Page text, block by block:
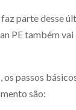
faz parte desse
PE também vai
passos
são: